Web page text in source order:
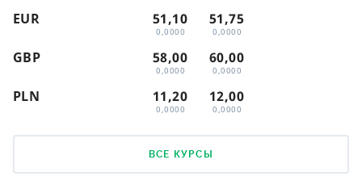
EUR 51,10
0,0000
51,75
0,0000
GBP 58,00
0,0000
60,00
0,0000
PLN 11,20
0,0000
12,00
0,0000
ВСЕ КУРСЫ